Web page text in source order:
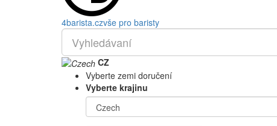
4barista.czvše pro baristy
CZ
Vyberte zemi doručení
Vyberte krajinu